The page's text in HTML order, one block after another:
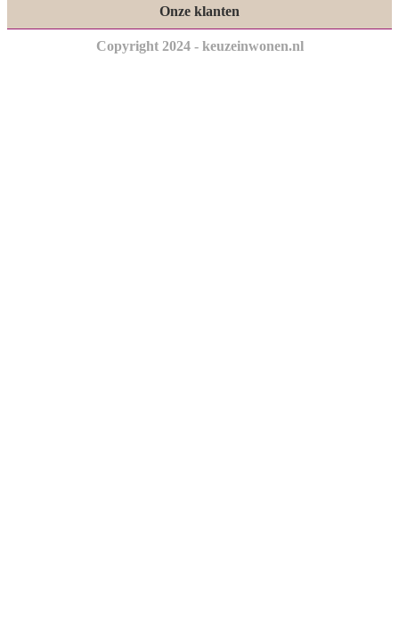
Onze klanten
Copyright 2024 - keuzeinwonen.nl